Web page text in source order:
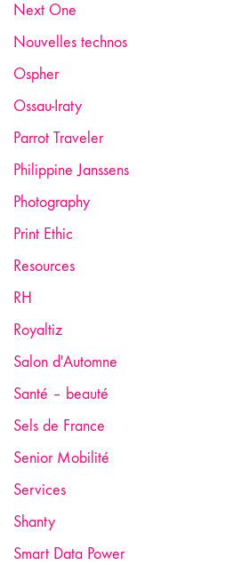
Next One
Nouvelles technos
Ospher
Ossau-Iraty
Parrot Traveler
Philippine Janssens
Photography
Print Ethic
Resources
RH
Royaltiz
Salon d'Automne
Santé – beauté
Sels de France
Senior Mobilité
Services
Shanty
Smart Data Power